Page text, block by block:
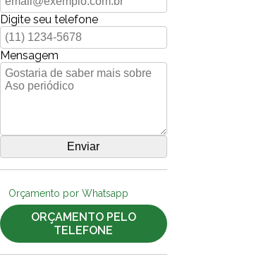
Digite seu telefone
Mensagem
Orçamento por Whatsapp
ORÇAMENTO PELO
TELEFONE